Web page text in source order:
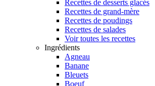
Recettes de desserts glacés
Recettes de grand-mère
Recettes de poudings
Recettes de salades
Voir toutes les recettes
Ingrédients
Agneau
Banane
Bleuets
Boeuf